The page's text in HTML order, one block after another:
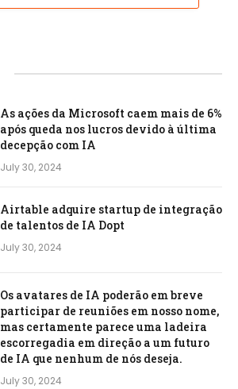
As ações da Microsoft caem mais de 6%
após queda nos lucros devido à última
decepção com IA
July 30, 2024
Airtable adquire startup de integração
de talentos de IA Dopt
July 30, 2024
Os avatares de IA poderão em breve
participar de reuniões em nosso nome,
mas certamente parece uma ladeira
escorregadia em direção a um futuro
de IA que nenhum de nós deseja.
July 30, 2024